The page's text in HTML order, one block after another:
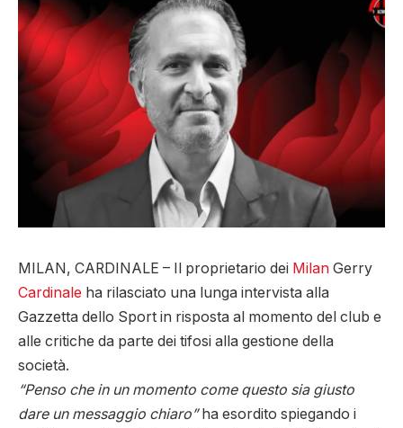
MILAN, CARDINALE – Il proprietario dei Milan Gerry
Cardinale ha rilasciato una lunga intervista alla
Gazzetta dello Sport in risposta al momento del club e
alle critiche da parte dei tifosi alla gestione della
società.
“Penso che in un momento come questo sia giusto
dare un messaggio chiaro”ha esordito spiegando i